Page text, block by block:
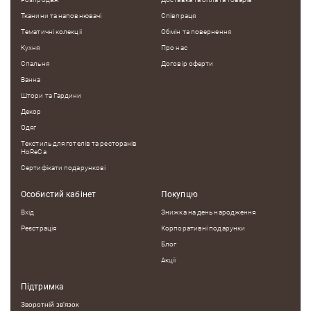
Тканини та наповнювачі
Тематичні колекцii
Кухня
Спальня
Ванна
Штори та Гардини
Декор
Одяг
Текстиль для готелів та ресторанів
HoReCa
Сертифікати подарункові
Співпраця
Обмін та повернення
Про нас
Договір оферти
Особистий кабінет
Вхід
Реєстрація
Покупцю
Знижка на день народження
Корпоративні подарунки
Блог
Акції
Підтримка
Зворотній зв'язок